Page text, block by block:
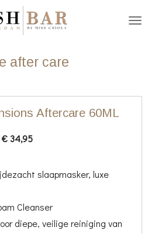
after care
Aftercare 60ML
€ 34,95
slaapmasker, luxe
Cleanser
diepe, veilige reiniging van